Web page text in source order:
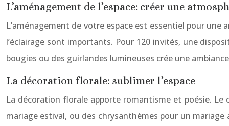
L’aménagement de l’espace: créer une
L’aménagement de votre espace est essentiel pour
l’éclairage sont importants. Pour 120 invités, une
bougies ou des guirlandes lumineuses crée une
La décoration florale: sublimer l’espace
La décoration florale apporte romantisme et poésie.
mariage estival, ou des chrysanthèmes pour un